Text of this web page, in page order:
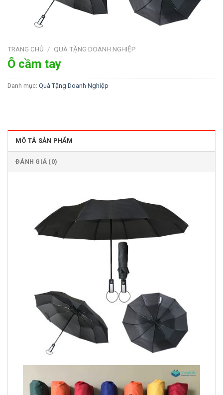
TRANG CHỦ / QUÀ TẶNG DOANH NGHIỆP
Ô cầm tay
Danh mục: Quà Tặng Doanh Nghiệp
MÔ TẢ SẢN PHẨM
ĐÁNH GIÁ (0)